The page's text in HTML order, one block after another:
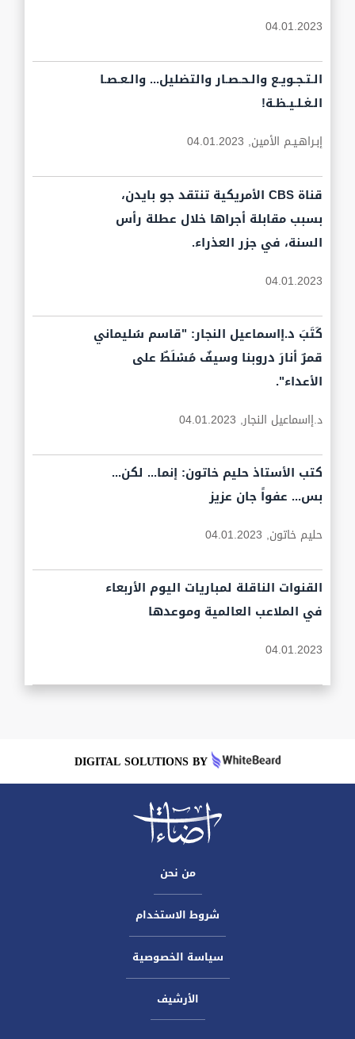
04.01.2023
الـتـجـويـع والـحـصـار والتضليل... والـعـصـا
الـغـلـيـظـة!
إبـراهـيـم الأمين, 04.01.2023
قناة CBS الأمريكية تنتقد جو بايدن،
بسبب مقابلة أجراها خلال عطلة رأس
السنة، في جزر العذراء.
04.01.2023
كَتَبَ د.إاسماعيل النجار: "قاسم سُليماني
قمرٌ أنارَ دروبنا وسيفٌ مُسْلَطٌ على
الأعداء".
د.إاسماعيل النجار, 04.01.2023
كتب الأستاذ حليم خاتون: إنما... لكن...
بس... عفواً جان عزيز
حليم خاتون, 04.01.2023
القنوات الناقلة لمباريات اليوم الأربعاء
في الملاعب العالمية وموعدها
04.01.2023
DIGITAL SOLUTIONS BY
من نحن
شروط الاستخدام
سياسة الخصوصية
الأرشيف